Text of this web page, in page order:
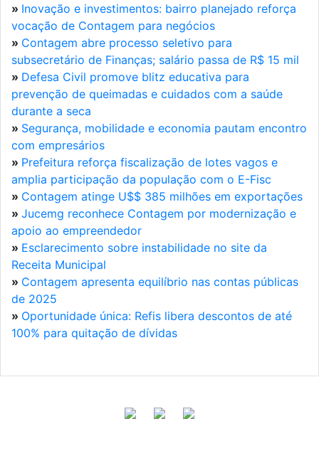
» Inovação e investimentos: bairro planejado reforça
vocação de Contagem para negócios
» Contagem abre processo seletivo para
subsecretário de Finanças; salário passa de R$ 15 mil
» Defesa Civil promove blitz educativa para
prevenção de queimadas e cuidados com a saúde
durante a seca
» Segurança, mobilidade e economia pautam encontro
com empresários
» Prefeitura reforça fiscalização de lotes vagos e
amplia participação da população com o E-Fisc
» Contagem atinge U$$ 385 milhões em exportações
» Jucemg reconhece Contagem por modernização e
apoio ao empreendedor
» Esclarecimento sobre instabilidade no site da
Receita Municipal
» Contagem apresenta equilíbrio nas contas públicas
de 2025
» Oportunidade única: Refis libera descontos de até
100% para quitação de dívidas